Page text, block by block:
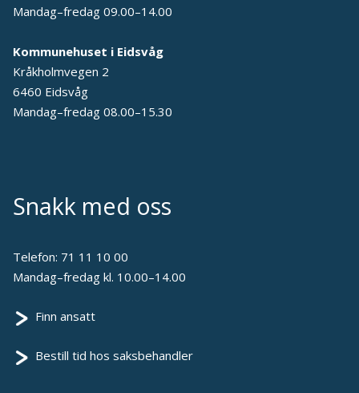
Mandag–fredag 09.00–14.00
Kommunehuset i Eidsvåg
Kråkholmvegen 2
6460 Eidsvåg
Mandag–fredag 08.00–15.30
Snakk med oss
Telefon: 71 11 10 00
Mandag–fredag kl. 10.00–14.00
Finn ansatt
Bestill tid hos saksbehandler